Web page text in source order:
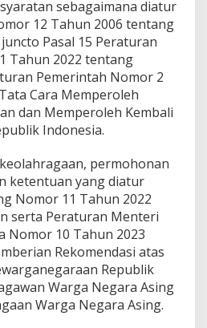
sebagaimana diatur
12 Tahun 2006 tentang
Pasal 15 Peraturan
Tahun 2022 tentang
Pemerintah Nomor 2
Cara Memperoleh
dan Memperoleh Kembali
Indonesia.
permohonan
ketentuan yang diatur
Nomor 11 Tahun 2022
serta Peraturan Menteri
Nomor 10 Tahun 2023
Rekomendasi atas
Republik
Warga Negara Asing
Warga Negara Asing.